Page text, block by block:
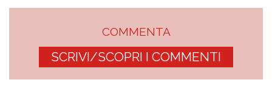
COMMENTA
SCRIVI/SCOPRI I COMMENTI